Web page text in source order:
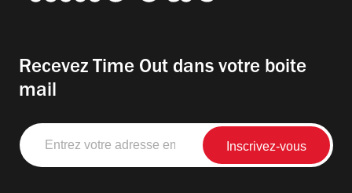
Recevez Time Out dans votre boite
mail
Entrez
votre
adresse